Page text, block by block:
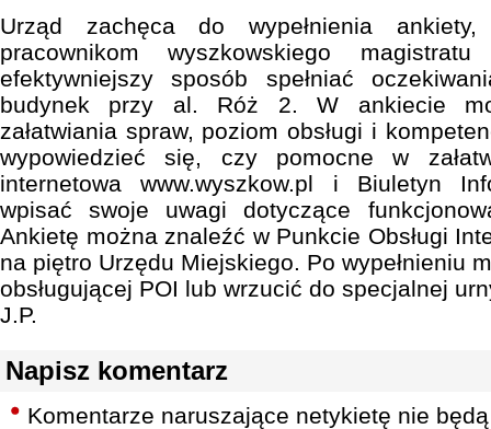
Urząd zachęca do wypełnienia
pracownikom wyszkowskiego
efektywniejszy sposób spełniać
budynek przy al. Róż 2. W ankiecie
załatwiania spraw, poziom obsługi i
wypowiedzieć się, czy pomocne w
internetowa www.wyszkow.pl i Biuletyn
wpisać swoje uwagi dotyczące
Ankietę można znaleźć w Punkcie Obsługi
na piętro Urzędu Miejskiego. Po wypełnieniu
obsługującej POI lub wrzucić do specjalnej
J.P.
Napisz komentarz
Komentarze naruszające netykietę nie